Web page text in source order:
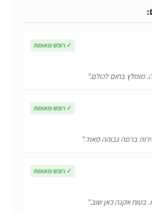
✓ רוכש מאומת
מומלץ בחום לכולם."
✓ רוכש מאומת
ברמה גבוהה מאוד."
✓ רוכש מאומת
בטוח אקנה כאן שוב."